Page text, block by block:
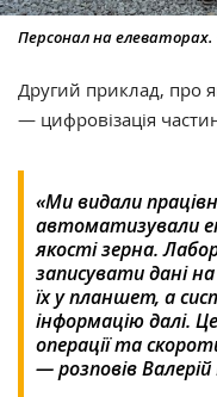
Персонал на
Другий приклад, про
— цифровізація
«Ми видали
автоматизували
якості зерна.
записувати дані
їх у планшет, а
інформацію далі.
операції та
— розповів Валерій